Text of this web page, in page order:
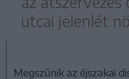
utcai jelenlét
Megszűnik az éjszakai